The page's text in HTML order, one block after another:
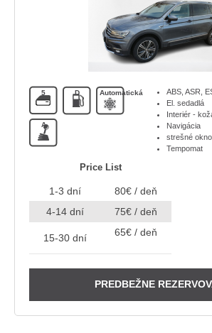
5 D Automatická
A
ABS, ASR,
El. sedadlá
Interiér -
Navigácia
strešné okno
Tempomat
Price List
1-3 dní
80€ / deň
4-14 dní
75€ / deň
15-30 dní 65€ / deň
PREDBEŽNE